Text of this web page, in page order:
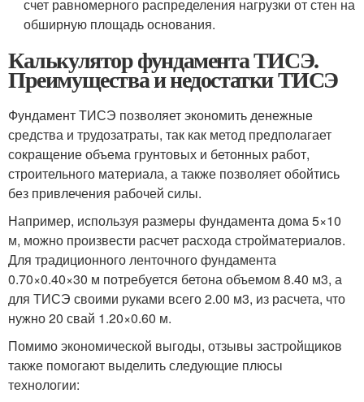
счет равномерного распределения нагрузки от стен на
обширную площадь основания.
Калькулятор фундамента ТИСЭ.
Преимущества и недостатки ТИСЭ
Фундамент ТИСЭ позволяет экономить денежные
средства и трудозатраты, так как метод предполагает
сокращение объема грунтовых и бетонных работ,
строительного материала, а также позволяет обойтись
без привлечения рабочей силы.
Например, используя размеры фундамента дома 5×10
м, можно произвести расчет расхода стройматериалов.
Для традиционного ленточного фундамента
0.70×0.40×30 м потребуется бетона объемом 8.40 м3, а
для ТИСЭ своими руками всего 2.00 м3, из расчета, что
нужно 20 свай 1.20×0.60 м.
Помимо экономической выгоды, отзывы застройщиков
также помогают выделить следующие плюсы
технологии: